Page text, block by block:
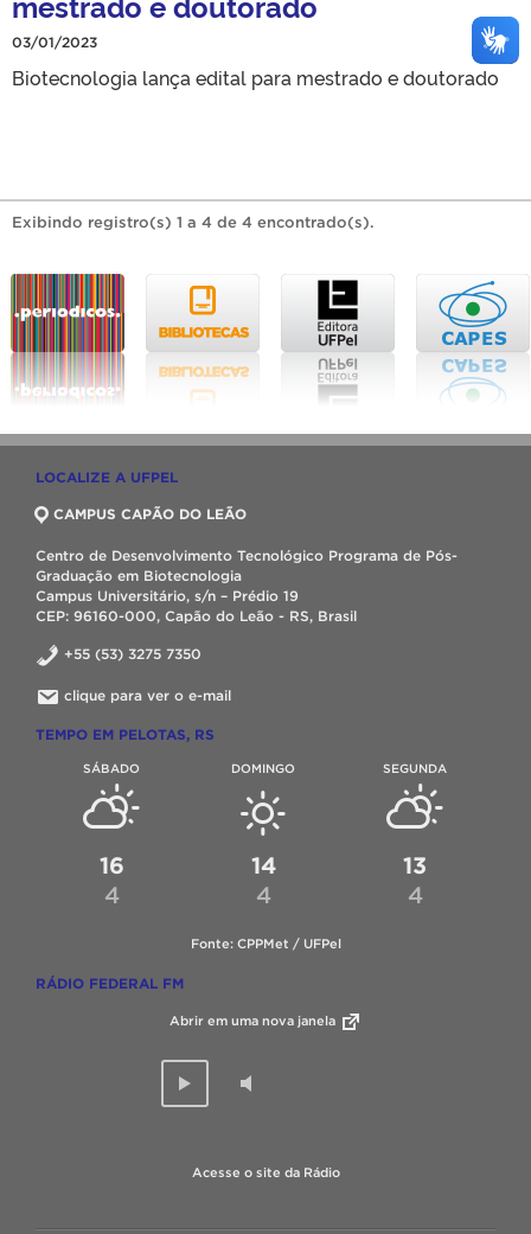
03/01/2023
Biotecnologia lança edital para mestrado e doutorado
Exibindo registro(s) 1 a 4 de 4 encontrado(s).
LOCALIZE A UFPEL
CAMPUS CAPÃO DO LEÃO
Centro de Desenvolvimento Tecnológico Programa de Pós-
Graduação em Biotecnologia
Campus Universitário, s/n – Prédio 19
CEP: 96160-000, Capão do Leão - RS, Brasil
+55 (53) 3275 7350
clique para ver o e-mail
TEMPO EM PELOTAS, RS
SÁBADO
16
4
DOMINGO
14
4
SEGUNDA
13
4
Fonte: CPPMet / UFPel
RÁDIO FEDERAL FM
Abrir em uma nova janela
Acesse o site da Rádio